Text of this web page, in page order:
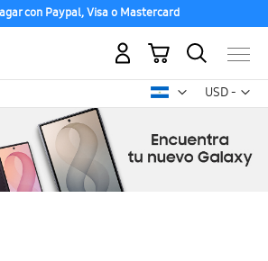
con Paypal, Visa o Mastercard
USD -
dólar
Mi carrito